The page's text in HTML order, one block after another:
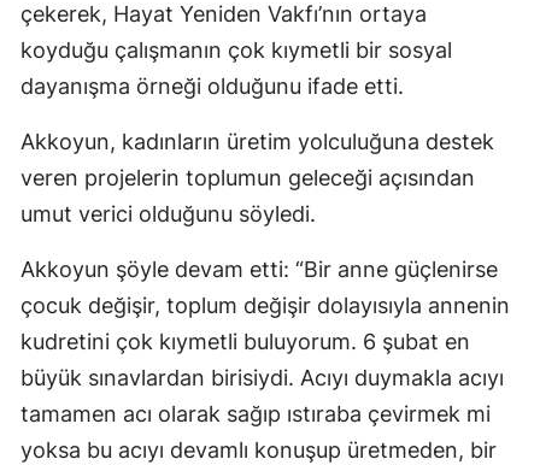
çekerek, Hayat Yeniden Vakfı’nın ortaya
koyduğu çalışmanın çok kıymetli bir sosyal
dayanışma örneği olduğunu ifade etti.
Akkoyun, kadınların üretim yolculuğuna destek
veren projelerin toplumun geleceği açısından
umut verici olduğunu söyledi.
Akkoyun şöyle devam etti: “Bir anne güçlenirse
çocuk değişir, toplum değişir dolayısıyla annenin
kudretini çok kıymetli buluyorum. 6 şubat en
büyük sınavlardan birisiydi. Acıyı duymakla acıyı
tamamen acı olarak sağıp ıstıraba çevirmek mi
yoksa bu acıyı devamlı konuşup üretmeden, bir